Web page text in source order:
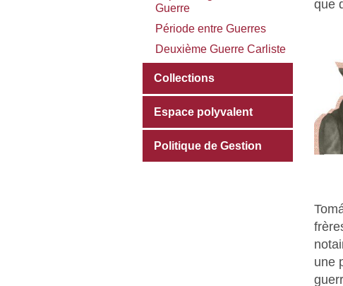
que
une
Guerre
Période entre Guerres
Deuxième Guerre Carliste
Collections
Espace polyvalent
Politique de Gestion